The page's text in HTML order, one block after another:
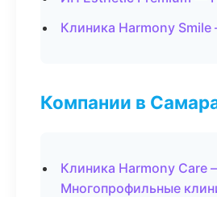
Клиника Harmony
Компании в
Клиника Harmony Care
Многопрофильные